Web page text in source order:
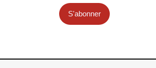
S'abonner